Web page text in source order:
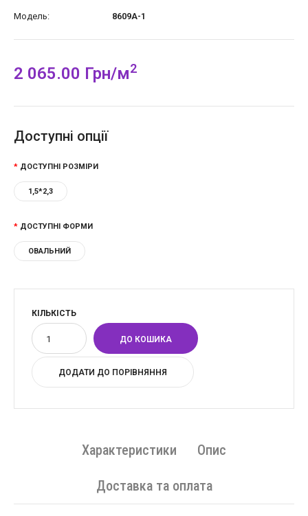
Модель: 8609A-1
2 065.00 Грн/м2
Доступні опції
ДОСТУПНІ РОЗМІРИ
1,5*2,3
ДОСТУПНІ ФОРМИ
ОВАЛЬНИЙ
КІЛЬКІСТЬ
ДОДАТИ ДО ПОРІВНЯННЯ
Характеристики Опис
Доставка та оплата